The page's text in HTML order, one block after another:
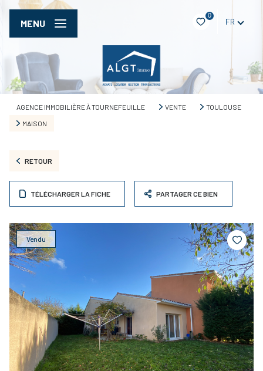
0
FR
MENU
AGENCE IMMOBILIÈRE À TOURNEFEUILLE VENTE
TOULOUSE
MAISON
RETOUR
TÉLÉCHARGER LA FICHE PARTAGER CE BIEN
Vendu